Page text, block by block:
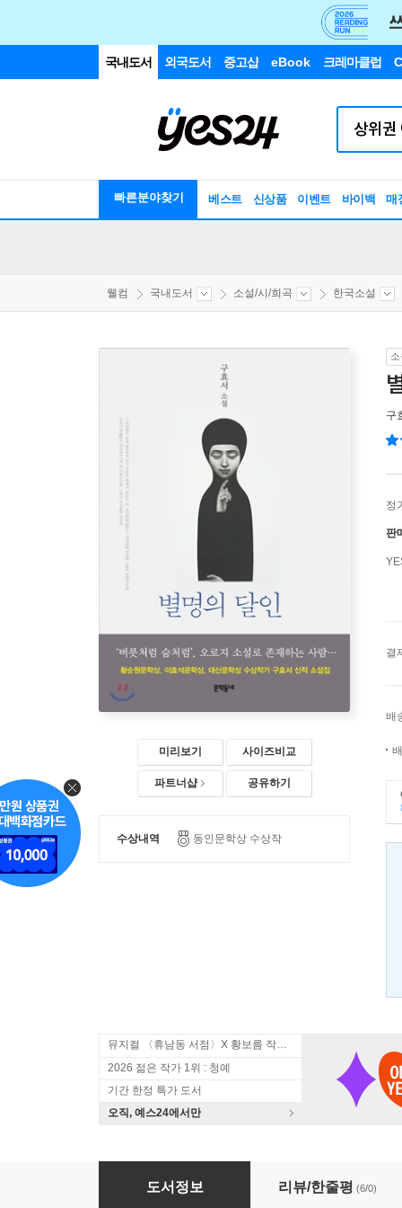
국내도서 외국도서 중고샵 eBook 크레마클럽
빠른분야찾기 베스트 신상품 이벤트 바이백 매
웰컴 국내도서 소설/시/희곡 한국소설
미리보기 사이즈비교
파트너샵 공유하기
수상내역 동인문학상 수상작
구
정
판
결
배
뮤지컬 〈휴남동 서점〉X 황보름 작가 북토크
2026 젊은 작가 1위 : 청예
기간 한정 특가 도서
오직, 예스24에서만
별명의 달인
도서정보 리뷰/한줄평 (6/0)